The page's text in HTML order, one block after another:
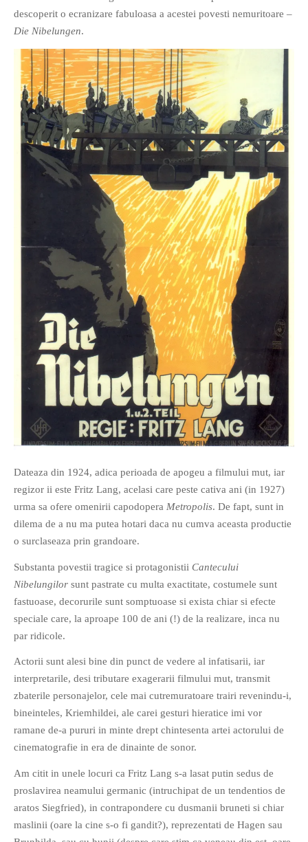
descoperit o ecranizare fabuloasa a acestei povesti nemuritoare –
Die Nibelungen.
Dateaza din 1924, adica perioada de apogeu a filmului mut, iar
regizor ii este Fritz Lang, acelasi care peste cativa ani (in 1927)
urma sa ofere omenirii capodopera Metropolis. De fapt, sunt in
dilema de a nu ma putea hotari daca nu cumva aceasta productie
o surclaseaza prin grandoare.
Substanta povestii tragice si protagonistii Cantecului
Nibelungilor sunt pastrate cu multa exactitate, costumele sunt
fastuoase, decorurile sunt somptuoase si exista chiar si efecte
speciale care, la aproape 100 de ani (!) de la realizare, inca nu
par ridicole.
Actorii sunt alesi bine din punct de vedere al infatisarii, iar
interpretarile, desi tributare exagerarii filmului mut, transmit
zbaterile personajelor, cele mai cutremuratoare trairi revenindu-i,
bineinteles, Kriemhildei, ale carei gesturi hieratice imi vor
ramane de-a pururi in minte drept chintesenta artei actorului de
cinematografie in era de dinainte de sonor.
Am citit in unele locuri ca Fritz Lang s-a lasat putin sedus de
proslavirea neamului germanic (intruchipat de un tendentios de
aratos Siegfried), in contrapondere cu dusmanii bruneti si chiar
maslinii (oare la cine s-o fi gandit?), reprezentati de Hagen sau